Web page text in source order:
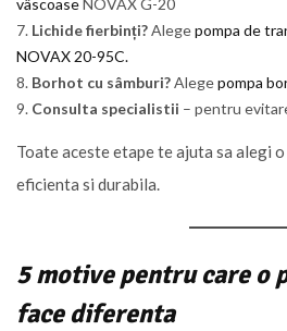
Lichide fierbinți?Alegepompa de
NOVAX 20-95C.
Borhot cu sâmburi?Alegepompa
Consulta specialistii – pentru
Toate aceste etape te ajuta sa alegi o
eficienta si durabila.
5 motive pentru care o
face diferenta